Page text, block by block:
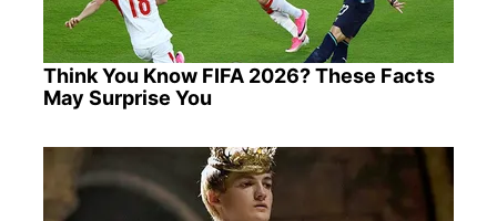
Think You Know FIFA 2026? These Facts
May Surprise You